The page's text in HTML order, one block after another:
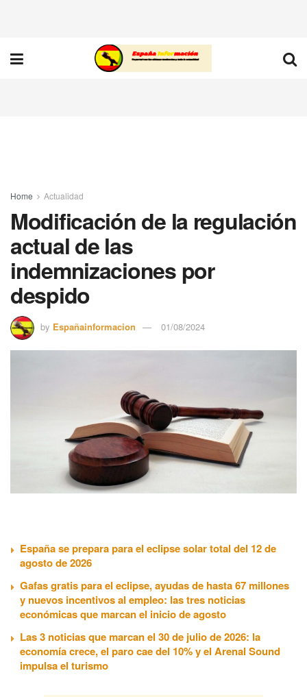
Home Actualidad
Modificación de la regulación
actual de las
indemnizaciones por
despido
by Españainformacion 01/08/2024
España se prepara para el eclipse solar total del 12 de
agosto de 2026
Gafas gratis para el eclipse, ayudas de hasta 67 millones
y nuevos incentivos al empleo: las tres noticias
económicas que marcan el inicio de agosto
Las 3 noticias que marcan el 30 de julio de 2026: la
economía crece, el paro cae del 10% y el Arenal Sound
impulsa el turismo